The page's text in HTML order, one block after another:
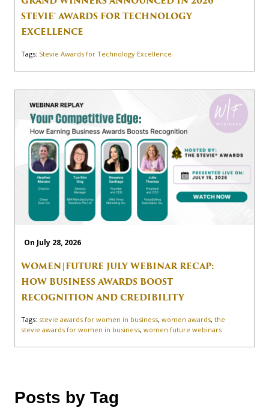
STEVIE® AWARDS FOR TECHNOLOGY
EXCELLENCE
Tags: Stevie Awards for Technology Excellence
On July 28, 2026
WOMEN|FUTURE JULY WEBINAR RECAP:
HOW BUSINESS AWARDS BOOST
RECOGNITION AND CREDIBILITY
Tags: stevie awards for women in business, women awards, the
stevie awards for women in business, women future webinars
Posts by Tag